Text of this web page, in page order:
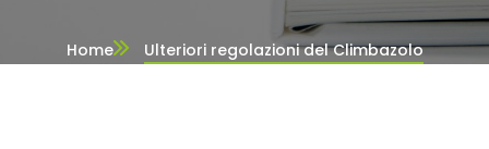
Home Ulteriori regolazioni del Climbazolo